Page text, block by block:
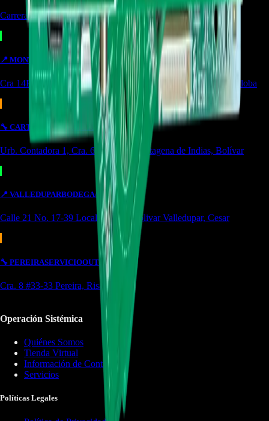
Carrera 24 #8-10 local 2 Potozí Aguachica, Cesar
📍 MONTERIAOUTLET
Cra 14F #44-36 Urbanización Portal de Almeria Montería, Córdoba
🔧 CARTAGENASERVICIO
Urb. Contadora 1, Cra. 69 #31a-37 Cartagena de Indias, Bolívar
📍 VALLEDUPARBODEGA/OUTLET
Calle 21 No. 17-39 Local 4 Simón bolivar Valledupar, Cesar
🔧 PEREIRASERVICIOOUTLET
Cra. 8 #33-33 Pereira, Risaralda
Operación Sistémica
Quiénes Somos
Tienda Virtual
Información de Contacto
Servicios
Políticas Legales